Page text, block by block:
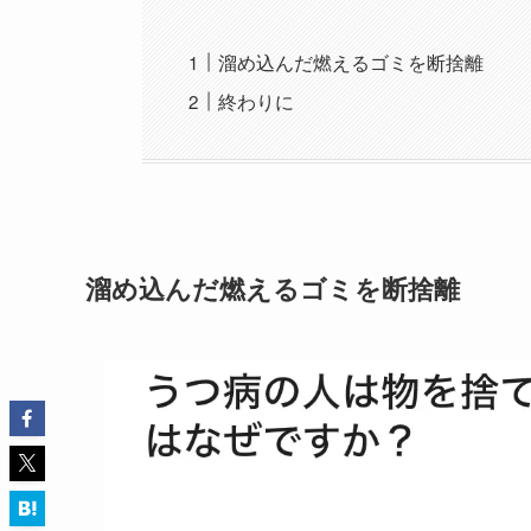
溜め込んだ燃えるゴミを断捨離
終わりに
溜め込んだ燃えるゴミを断捨離